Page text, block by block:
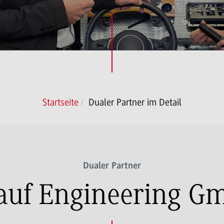
Startseite Dualer Partner im Detail
Dualer Partner
Engineering